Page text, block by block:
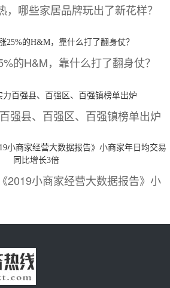
，哪些家居品牌玩出了新花样？
的H&M，靠什么打了翻身仗？
强县、百强区、百强镇榜单出炉
2019小商家经营大数据报告》小